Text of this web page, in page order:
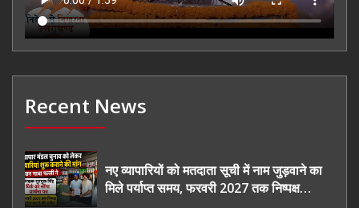
Recent News
नए व्यापारियों को मतदाता सूची में नाम जुड़वाने का
मिले पर्याप्त समय, फरवरी 2027 तक निष्पक्ष